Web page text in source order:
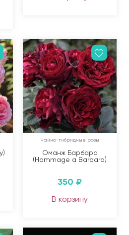
Чайно-гибридные розы
Оманж Барбара
(Hommage a Barbara)
350 ₽
В корзину